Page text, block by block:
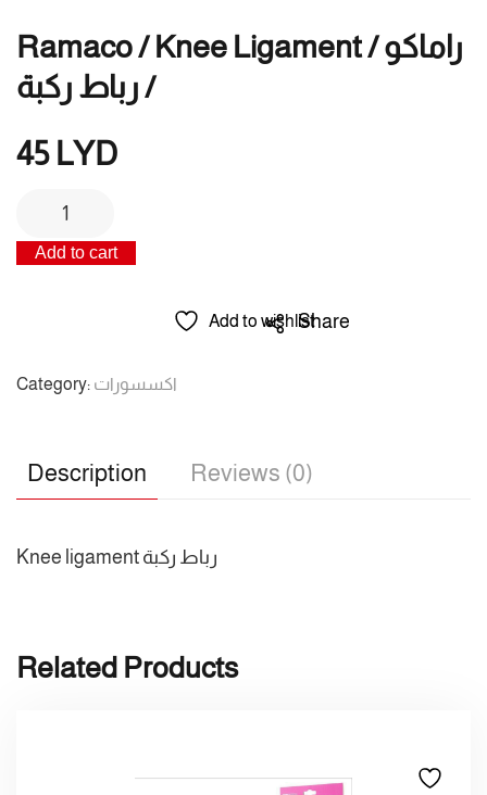
Ramaco / Knee Ligament / راماكو
/ رباط ركبة
45 LYD
Ramaco
Knee
/
quantity
Add to cart
Add to wishlistShare
Category: اكسسورات
Description Reviews (0)
Knee ligament رباط ركبة
Related Products